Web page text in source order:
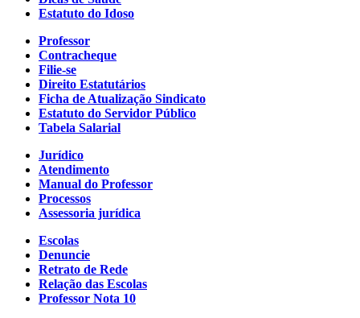
Estatuto do Idoso
Professor
Contracheque
Filie-se
Direito Estatutários
Ficha de Atualização Sindicato
Estatuto do Servidor Público
Tabela Salarial
Jurídico
Atendimento
Manual do Professor
Processos
Assessoria jurídica
Escolas
Denuncie
Retrato de Rede
Relação das Escolas
Professor Nota 10